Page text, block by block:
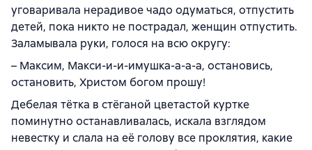
уговаривала нерадивое чадо одуматься, отпустить
детей, пока никто не пострадал, женщин отпустить.
Заламывала руки, голося на всю округу:
– Максим, Макси-и-и-имушка-а-а-а, остановись,
остановить, Христом богом прошу!
Дебелая тётка в стёганой цветастой куртке
поминутно останавливалась, искала взглядом
невестку и слала на её голову все проклятия, какие